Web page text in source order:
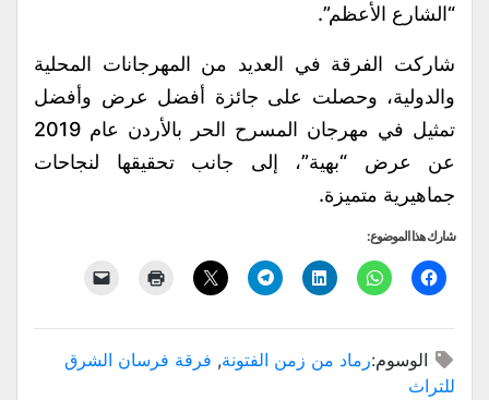
“الشارع الأعظم”.
شاركت الفرقة في العديد من المهرجانات المحلية
والدولية، وحصلت على جائزة أفضل عرض وأفضل
تمثيل في مهرجان المسرح الحر بالأردن عام 2019
عن عرض “بهية”، إلى جانب تحقيقها لنجاحات
جماهيرية متميزة.
شارك هذا الموضوع:
الوسوم:رماد من زمن الفتونة, فرقة فرسان الشرق
للتراث